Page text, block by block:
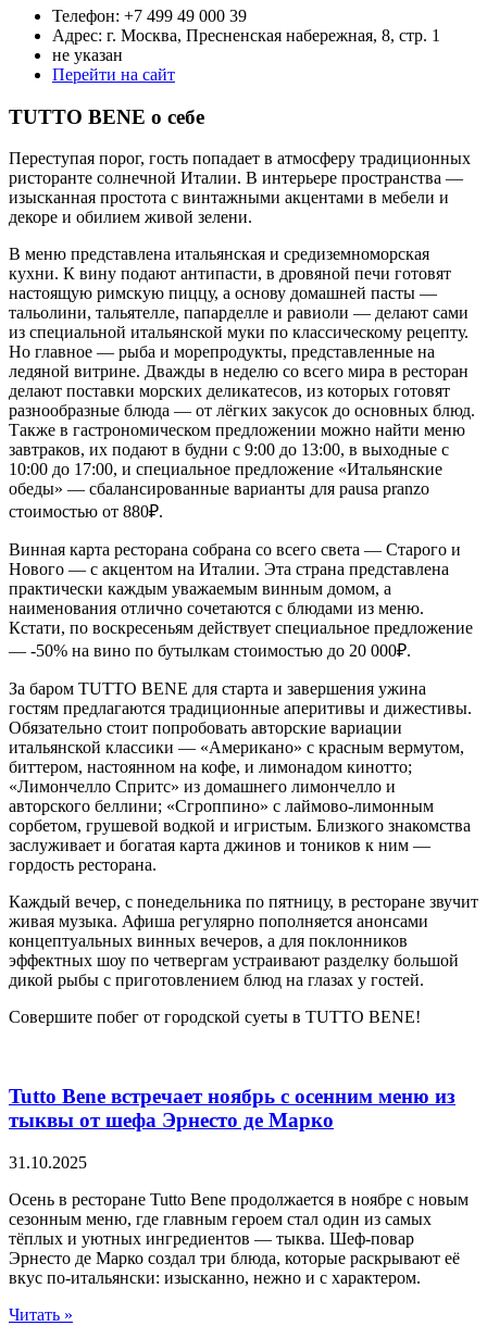
Телефон: +7 499 49 000 39
Адрес: г. Москва, Пресненская набережная, 8, стр. 1
не указан
Перейти на сайт
TUTTO BENE о себе
Переступая порог, гость попадает в атмосферу традиционных
ристоранте солнечной Италии. В интерьере пространства —
изысканная простота с винтажными акцентами в мебели и
декоре и обилием живой зелени.
В меню представлена итальянская и средиземноморская
кухни. К вину подают антипасти, в дровяной печи готовят
настоящую римскую пиццу, а основу домашней пасты —
тальолини, тальятелле, папарделле и равиоли — делают сами
из специальной итальянской муки по классическому рецепту.
Но главное — рыба и морепродукты, представленные на
ледяной витрине. Дважды в неделю со всего мира в ресторан
делают поставки морских деликатесов, из которых готовят
разнообразные блюда — от лёгких закусок до основных блюд.
Также в гастрономическом предложении можно найти меню
завтраков, их подают в будни с 9:00 до 13:00, в выходные с
10:00 до 17:00, и специальное предложение «Итальянские
обеды» — сбалансированные варианты для pausa pranzo
стоимостью от 880₽.
Винная карта ресторана собрана со всего света — Старого и
Нового — с акцентом на Италии. Эта страна представлена
практически каждым уважаемым винным домом, а
наименования отлично сочетаются с блюдами из меню.
Кстати, по воскресеньям действует специальное предложение
— -50% на вино по бутылкам стоимостью до 20 000₽.
За баром TUTTO BENE для старта и завершения ужина
гостям предлагаются традиционные аперитивы и дижестивы.
Обязательно стоит попробовать авторские вариации
итальянской классики — «Американо» с красным вермутом,
биттером, настоянном на кофе, и лимонадом кинотто;
«Лимончелло Спритс» из домашнего лимончелло и
авторского беллини; «Сгроппино» с лаймово-лимонным
сорбетом, грушевой водкой и игристым. Близкого знакомства
заслуживает и богатая карта джинов и тоников к ним —
гордость ресторана.
Каждый вечер, с понедельника по пятницу, в ресторане звучит
живая музыка. Афиша регулярно пополняется анонсами
концептуальных винных вечеров, а для поклонников
эффектных шоу по четвергам устраивают разделку большой
дикой рыбы с приготовлением блюд на глазах у гостей.
Совершите побег от городской суеты в TUTTO BENE!
Tutto Bene встречает ноябрь с осенним меню из
тыквы от шефа Эрнесто де Марко
31.10.2025
Осень в ресторане Tutto Bene продолжается в ноябре с новым
сезонным меню, где главным героем стал один из самых
тёплых и уютных ингредиентов — тыква. Шеф-повар
Эрнесто де Марко создал три блюда, которые раскрывают её
вкус по-итальянски: изысканно, нежно и с характером.
Читать »